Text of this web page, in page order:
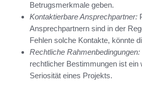
Betrugsmerkmale geben.
Kontaktierbare Ansprechpartner:
Ansprechpartnern sind in der
Fehlen solche Kontakte, könnte
Rechtliche Rahmenbedingungen:
rechtlicher Bestimmungen ist ein
Seriosität eines Projekts.